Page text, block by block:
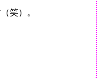
笑）。